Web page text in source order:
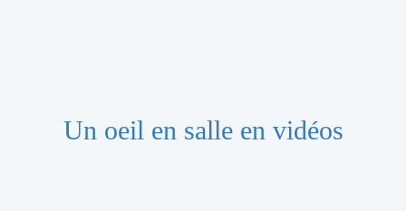
Un oeil en salle en vidéos